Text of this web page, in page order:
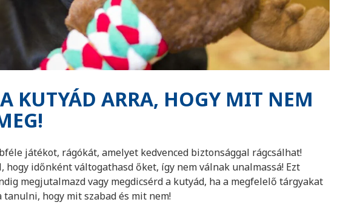
KUTYÁD ARRA, HOGY MIT NEM
játékot, rágókát, amelyet kedvenced biztonsággal rágcsálhat!
hogy időnként váltogathasd őket, így nem válnak unalmassá! Ezt
megjutalmazd vagy megdicsérd a kutyád, ha a megfelelő tárgyakat
hogy mit szabad és mit nem!